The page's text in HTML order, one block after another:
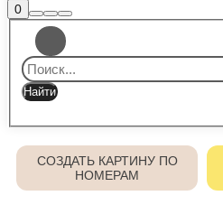
0Боковая
панель
магазина
Найти
Больше
информации
Главное
меню
СОЗДАТЬ КАРТИНУ ПО
НОМЕРАМ